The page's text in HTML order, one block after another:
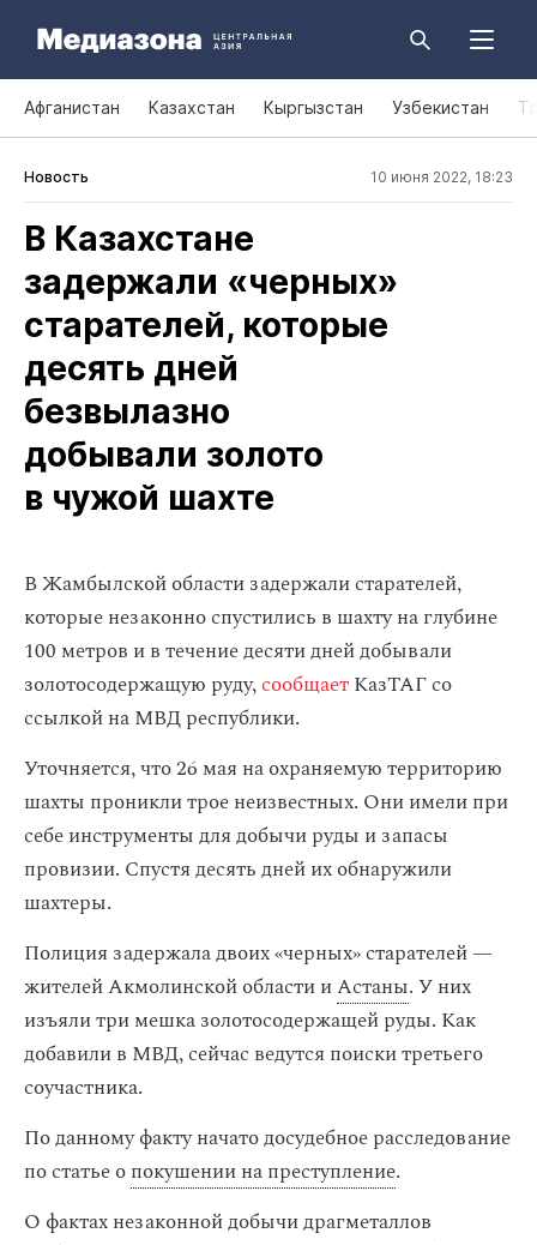
Афганистан Казахстан Кыргызстан Узбекистан
Новость 10 июня 2022, 18:23
В Казахстане
задержали «черных»
старателей, которые
десять дней
безвылазно
добывали золото
в чужой шахте
В Жамбылской области задержали старателей,
которые незаконно спустились в шахту на глубине
100 метров и в течение десяти дней добывали
золотосодержащую руду,сообщаетКазТАГ со
ссылкой на МВД республики.
Уточняется, что 26 мая на охраняемую территорию
шахты проникли трое неизвестных. Они имели при
себе инструменты для добычи руды и запасы
провизии. Спустя десять дней их обнаружили
шахтеры.
Полиция задержала двоих «черных» старателей —
жителей Акмолинской области иАстаны. У них
изъяли три мешка золотосодержащей руды. Как
добавили в МВД, сейчас ведутся поиски третьего
соучастника.
По данному факту начато досудебное расследование
по статье опокушении на преступление.
О фактах незаконной добычи драгметаллов